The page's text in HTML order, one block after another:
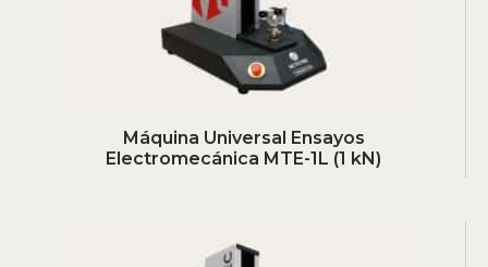
Máquina Universal Ensayos
Electromecánica MTE-1L (1 kN)